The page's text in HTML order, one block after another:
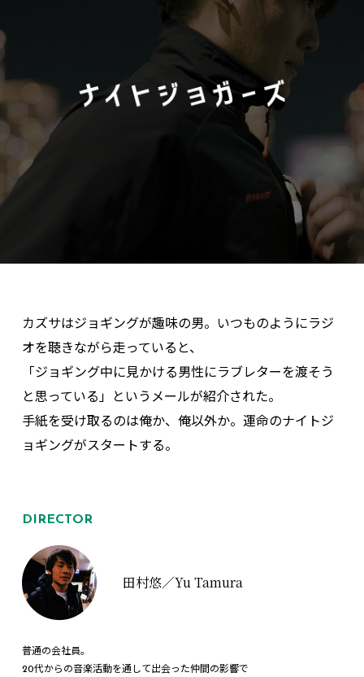
カズサはジョギングが趣味の男。いつものようにラジ
オを聴きながら走っていると、
「ジョギング中に見かける男性にラブレターを渡そう
と思っている」というメールが紹介された。
手紙を受け取るのは俺か、俺以外か。運命のナイトジ
ョギングがスタートする。
DIRECTOR
田村悠／Yu Tamura
普通の会社員。
20代からの音楽活動を通して出会った仲間の影響で